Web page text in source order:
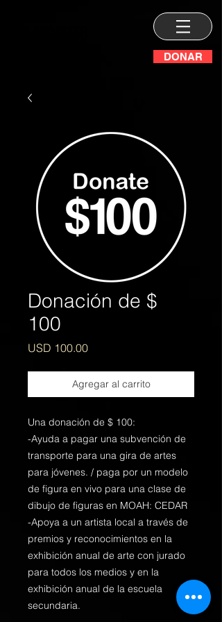
DONAR
Donación de $
100
USD 100.00Precio
Agregar al carrito
Una donación de $ 100:
-Ayuda a pagar una subvención de
transporte para una gira de artes
para jóvenes. / paga por un modelo
de figura en vivo para una clase de
dibujo de figuras en MOAH: CEDAR
-Apoya a un artista local a través de
premios y reconocimientos en la
exhibición anual de arte con jurado
para todos los medios y en la
exhibición anual de la escuela
secundaria.